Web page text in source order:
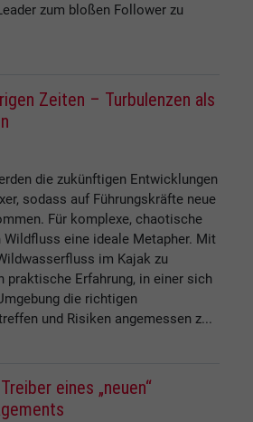
zum bloßen Follower zu
Zeiten – Turbulenzen als
die zukünftigen Entwicklungen
sodass auf Führungskräfte neue
Für komplexe, chaotische
Wildfluss eine ideale Metapher. Mit
im Kajak zu
praktische Erfahrung, in einer sich
die richtigen
und Risiken angemessen z...
eines „neuen“